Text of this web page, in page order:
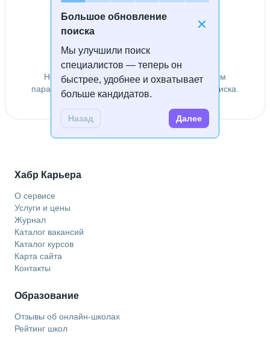
Большое обновление
поиска
Мы улучшили поиск
специалистов — теперь он
быстрее, удобнее и охватывает
больше кандидатов.
Назад Далее
Специалисты не найдены
Не удалось найти специалистов по заданным
параметрам. Попробуйте изменить условия поиска.
Хабр Карьера
О сервисе
Услуги и цены
Журнал
Каталог вакансий
Каталог курсов
Карта сайта
Контакты
Образование
Отзывы об онлайн-школах
Рейтинг школ